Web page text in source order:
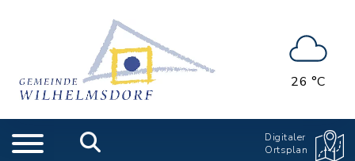
26 °C
Digitaler
Ortsplan